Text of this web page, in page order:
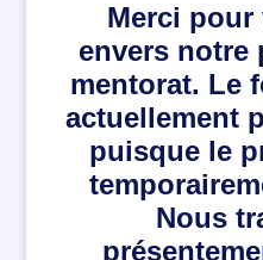
Merci
envers notre
mentorat. Le
actuellement
puisque le
Nous